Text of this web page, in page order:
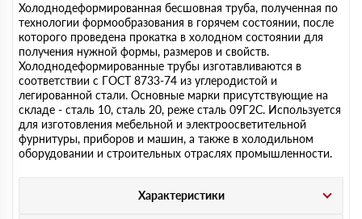
Холоднодеформированная бесшовная труба, полученная по
технологии формообразования в горячем состоянии, после
которого проведена прокатка в холодном состоянии для
получения нужной формы, размеров и свойств.
Холоднодеформированные трубы изготавливаются в
соответствии с ГОСТ 8733-74 из углеродистой и
легированной стали. Основные марки присутствующие на
складе - сталь 10, сталь 20, реже сталь 09Г2С. Используется
для изготовления мебельной и электроосветительной
фурнитуры, приборов и машин, а также в холодильном
оборудовании и строительных отраслях промышленности.
Характеристики